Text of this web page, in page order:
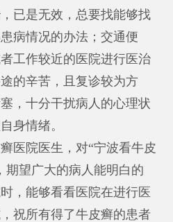
已是无效，总要找能够找
病情况的办法；交通便
工作较近的医院进行医治
的辛苦，且复诊较为方
，十分干扰病人的心理状
身情绪。
医院医生，对“宁波看牛皮
期望广大的病人能明白的
，能够看看医院在进行医
祝所有得了牛皮癣的患者